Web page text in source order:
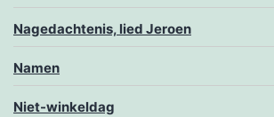
Nagedachtenis, lied Jeroen
Namen
Niet-winkeldag